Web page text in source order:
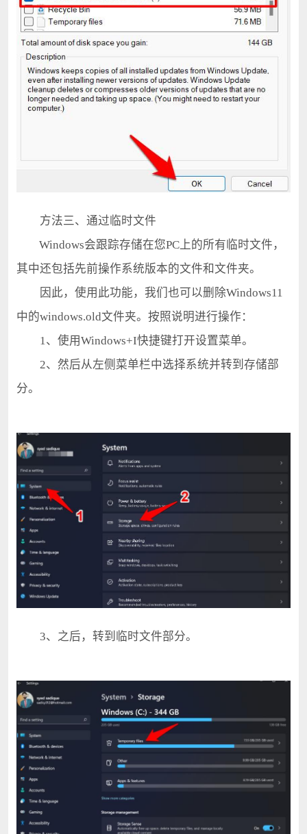
方法三、通过临时文件
Windows会跟踪存储在您PC上的所有临时文件，
其中还包括先前操作系统版本的文件和文件夹。
因此，使用此功能，我们也可以删除Windows11
中的windows.old文件夹。按照说明进行操作：
1、使用Windows+I快捷键打开设置菜单。
2、然后从左侧菜单栏中选择系统并转到存储部
分。
3、之后，转到临时文件部分。